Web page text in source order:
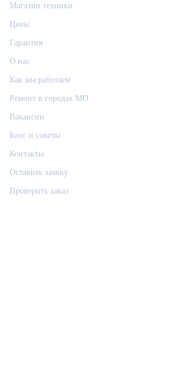
Магазин техники
Цены
Гарантия
О нас
Как мы работаем
Ремонт в городах МО
Вакансии
Блог и советы
Контакты
Оставить заявку
Проверить заказ